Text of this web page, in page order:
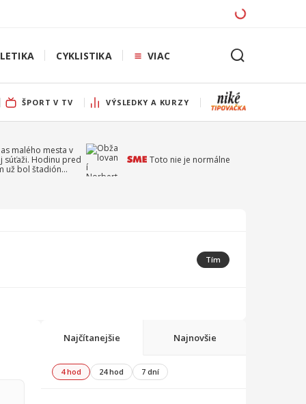
CYKLISTIKA VIAC
ŠPORT V TV VÝSLEDKY A KURZY
malého mesta v
súťaži. Hodinu pred
už bol štadión
Toto nie je normálne
Tím
Najčítanejšie Najnovšie
4 hod 24 hod 7 dní